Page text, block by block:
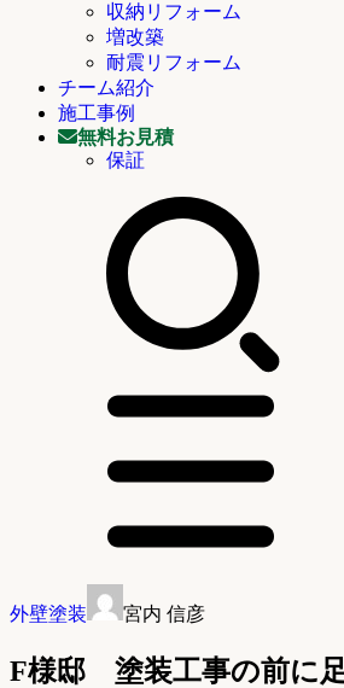
収納リフォーム
増改築
耐震リフォーム
チーム紹介
施工事例
無料お見積
保証
外壁塗装 宮内 信彦
F様邸 塗装工事の前に